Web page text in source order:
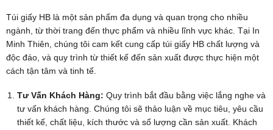
Túi giấy HB là một sản phẩm đa dụng và quan trọng cho nhiều
ngành, từ thời trang đến thực phẩm và nhiều lĩnh vực khác. Tại In
Minh Thiên, chúng tôi cam kết cung cấp túi giấy HB chất lượng và
độc đáo, và quy trình từ thiết kế đến sản xuất được thực hiện một
cách tận tâm và tinh tế.
Tư Vấn Khách Hàng: Quy trình bắt đầu bằng việc lắng nghe và
tư vấn khách hàng. Chúng tôi sẽ thảo luận về mục tiêu, yêu cầu
thiết kế, chất liệu, kích thước và số lượng cần sản xuất. Khách